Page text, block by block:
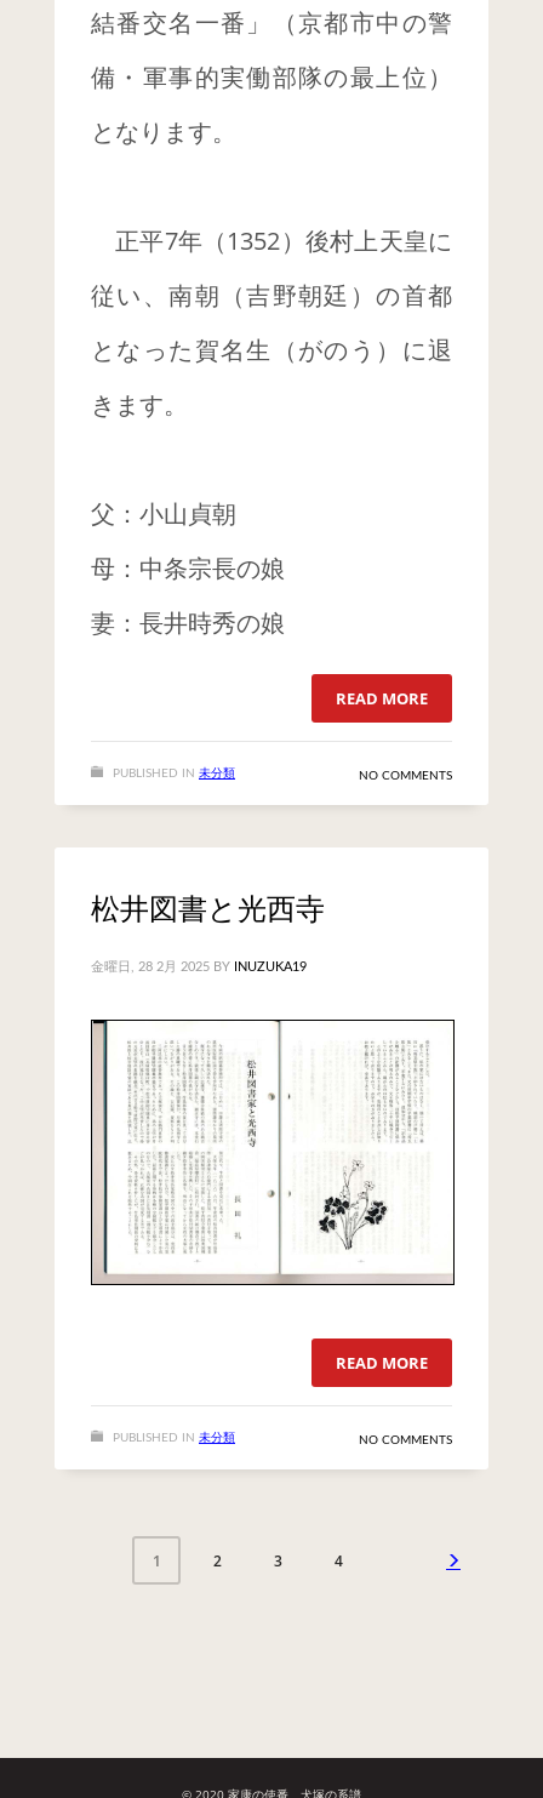
結番交名一番」（京都市中の警
備・軍事的実働部隊の最上位）
となります。
正平7年（1352）後村上天皇に
従い、南朝（吉野朝廷）の首都
となった賀名生（がのう）に退
きます。
父：小山貞朝
母：中条宗長の娘
妻：長井時秀の娘
READ MORE
PUBLISHED IN 未分類 NO COMMENTS
松井図書と光西寺
金曜日, 28 2月 2025 BY INUZUKA19
READ MORE
PUBLISHED IN 未分類 NO COMMENTS
1 2 3 4
© 2020 家康の使番、犬塚の系譜